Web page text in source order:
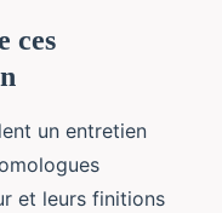
ces
un entretien
et leurs finitions